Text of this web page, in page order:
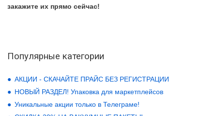
закажите их прямо сейчас!
Популярные категории
АКЦИИ - СКАЧАЙТЕ ПРАЙС БЕЗ РЕГИСТРАЦИИ
НОВЫЙ РАЗДЕЛ! Упаковка для маркетплейсов
Уникальные акции только в Телеграме!